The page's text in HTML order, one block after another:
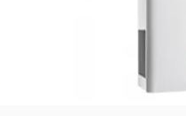
BOILER ELETRICO RIO
BOILER SOLAR RIO DE
Assistência Técnica
Instalações, Aquecedor
RIO